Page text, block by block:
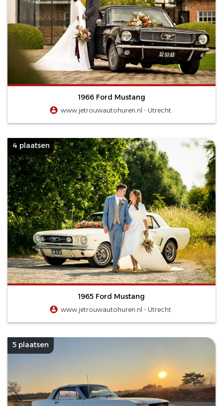
1966 Ford Mustang
www.jetrouwautohuren.nl - Utrecht
4 plaatsen
1965 Ford Mustang
www.jetrouwautohuren.nl - Utrecht
5 plaatsen